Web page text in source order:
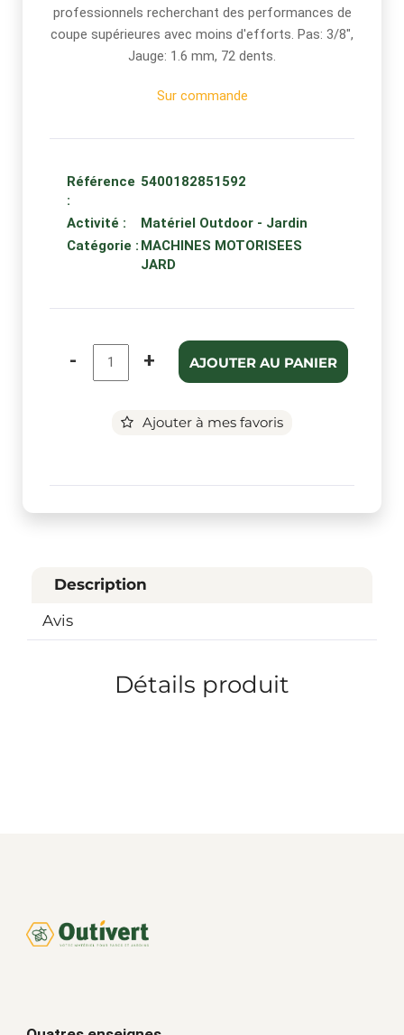
professionnels recherchant des performances de
coupe supérieures avec moins d'efforts. Pas: 3/8",
Jauge: 1.6 mm, 72 dents.
Sur commande
Référence
:
5400182851592
Activité :
Matériel Outdoor - Jardin
Catégorie : MACHINES MOTORISEES
JARD
- + AJOUTER AU PANIER
Ajouter à mes favoris
Description
Avis
Détails produit